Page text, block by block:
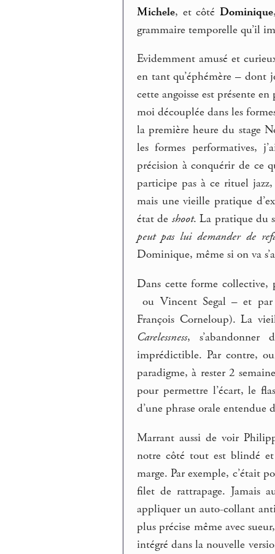
Michele, et côté Dominique
grammaire temporelle qu’il
Evidemment amusé et
en tant qu’éphémère – dont
cette angoisse est présente
moi découplée dans les
la première heure du stage
les formes performatives,
précision à conquérir de ce
participe pas à ce rituel
mais une vieille pratique
état de shoot. La pratique du
peut pas lui demander de
Dominique, même si on va
Dans cette forme collective,
ou Vincent Segal – et par
François Corneloup). La
Carelessness, s’abandonner
imprédictible. Par contre,
paradigme, à rester 2
pour permettre l’écart, le
d’une phrase orale entendue
Marrant aussi de voir
notre côté tout est blindé et
marge. Par exemple, c’était
filet de rattrapage. Jamais
appliquer un auto-collant
plus précise même avec
intégré dans la nouvelle